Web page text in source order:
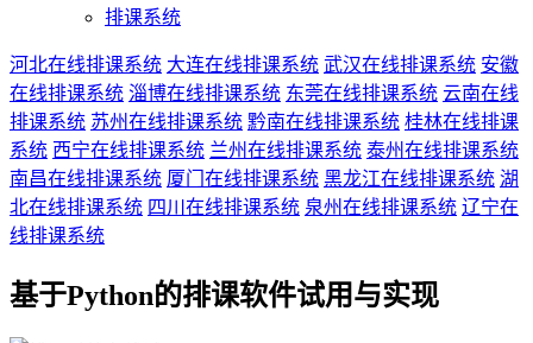
排课系统
河北在线排课系统 大连在线排课系统 武汉在线排课系统 安徽
在线排课系统 淄博在线排课系统 东莞在线排课系统 云南在线
排课系统 苏州在线排课系统 黔南在线排课系统 桂林在线排课
系统 西宁在线排课系统 兰州在线排课系统 泰州在线排课系统
南昌在线排课系统 厦门在线排课系统 黑龙江在线排课系统 湖
北在线排课系统 四川在线排课系统 泉州在线排课系统 辽宁在
线排课系统
基于Python的排课软件试用与实现